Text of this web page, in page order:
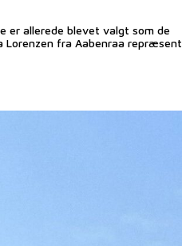
er allerede blevet valgt som de
Lorenzen fra Aabenraa